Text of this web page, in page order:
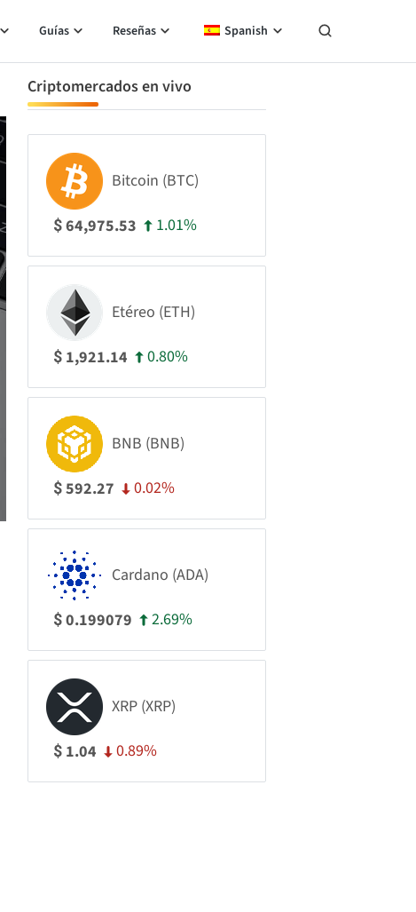
Guías Reseñas Spanish
Criptomercados en vivo
Bitcoin (BTC)
$64,975.53 1.01%
Etéreo (ETH)
$ 1,921.14 0.80%
BNB (BNB)
$592.27 0.02%
Cardano (ADA)
$0.199079 2.69%
XRP (XRP)
$ 1.04 0.89%